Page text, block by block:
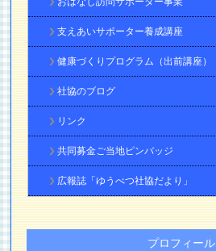
支えあいサポーター養成講座
健康づくりプログラム（出前講座）
社協のブログ
リンク
共同募金ご当地ピンバッジ
広報誌「ゆうべつ社協だより」
プロフィール